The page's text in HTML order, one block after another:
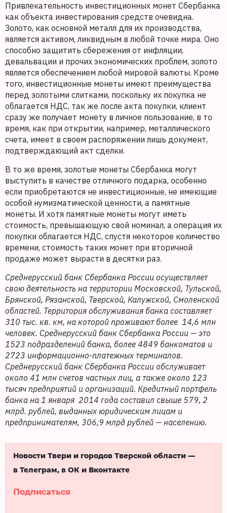
Привлекательность инвестиционных монет Сбербанка
как объекта инвестирования средств очевидна.
Золото, как основной металл для их производства,
является активом, ликвидным в любой точке мира. Оно
способно защитить сбережения от инфляции,
девальвации и прочих экономических проблем, золото
является обеспечением любой мировой валюты. Кроме
того, инвестиционные монеты имеют преимущества
перед золотыми слитками, поскольку их покупка не
облагается НДС, так же после акта покупки, клиент
сразу же получает монету в личное пользование, в то
время, как при открытии, например, металлического
счета, имеет в своем распоряжении лишь документ,
подтверждающий акт сделки.
В то же время, золотые монеты Сбербанка могут
выступить в качестве отличного подарка, особенно
если приобретаются не инвестиционные, не имеющие
особой нумизматической ценности, а памятные
монеты. И хотя памятные монеты могут иметь
стоимость, превышающую свой номинал, а операция их
покупки облагается НДС, спустя некоторое количество
времени, стоимость таких монет при вторичной
продаже может вырасти в десятки раз.
Среднерусский банк Сбербанка России осуществляет
свою деятельность на территории Московской, Тульской,
Брянской, Рязанской, Тверской, Калужской, Смоленской
областей. Территория обслуживания банка составляет
310 тыс. кв. км, на которой проживают более 14,6 млн
человек. Среднерусский банк Сбербанка России — это
1523 подразделений банка, более 4849 банкоматов и
2723 информационно-платежных терминалов.
Среднерусский банк Сбербанка России обслуживает
около 41 млн счетов частных лиц, а также около 123
тысяч предприятий и организаций. Кредитный портфель
банка на 1 января 2014 года составил свыше 579, 2
млрд. рублей, выданных юридическим лицам и
предпринимателям, 306,9 млрд рублей — населению.
Новости Твери и городов Тверской области —
в Телеграм, в ОК и Вконтакте
Подписаться